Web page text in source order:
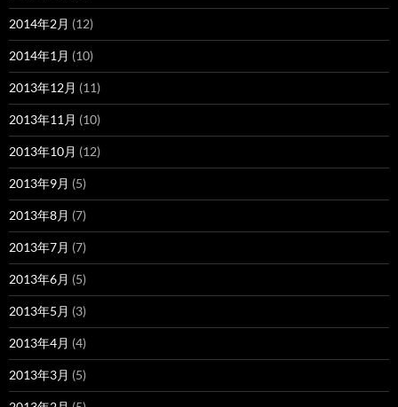
2014年2月 (12)
2014年1月 (10)
2013年12月 (11)
2013年11月 (10)
2013年10月 (12)
2013年9月 (5)
2013年8月 (7)
2013年7月 (7)
2013年6月 (5)
2013年5月 (3)
2013年4月 (4)
2013年3月 (5)